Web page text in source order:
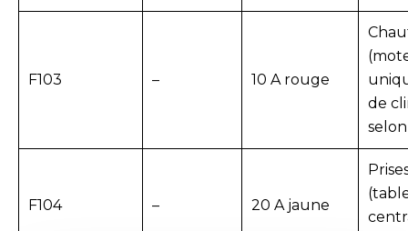
F103 – 10 A rouge
de
F104 – 20 A jaune